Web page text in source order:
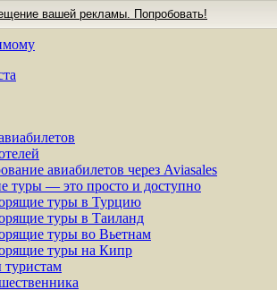
вашей рекламы. Попробовать!
авиабилетов через Aviasales
туры — это просто и доступно
туры в Турцию
туры в Таиланд
туры во Вьетнам
туры на Кипр